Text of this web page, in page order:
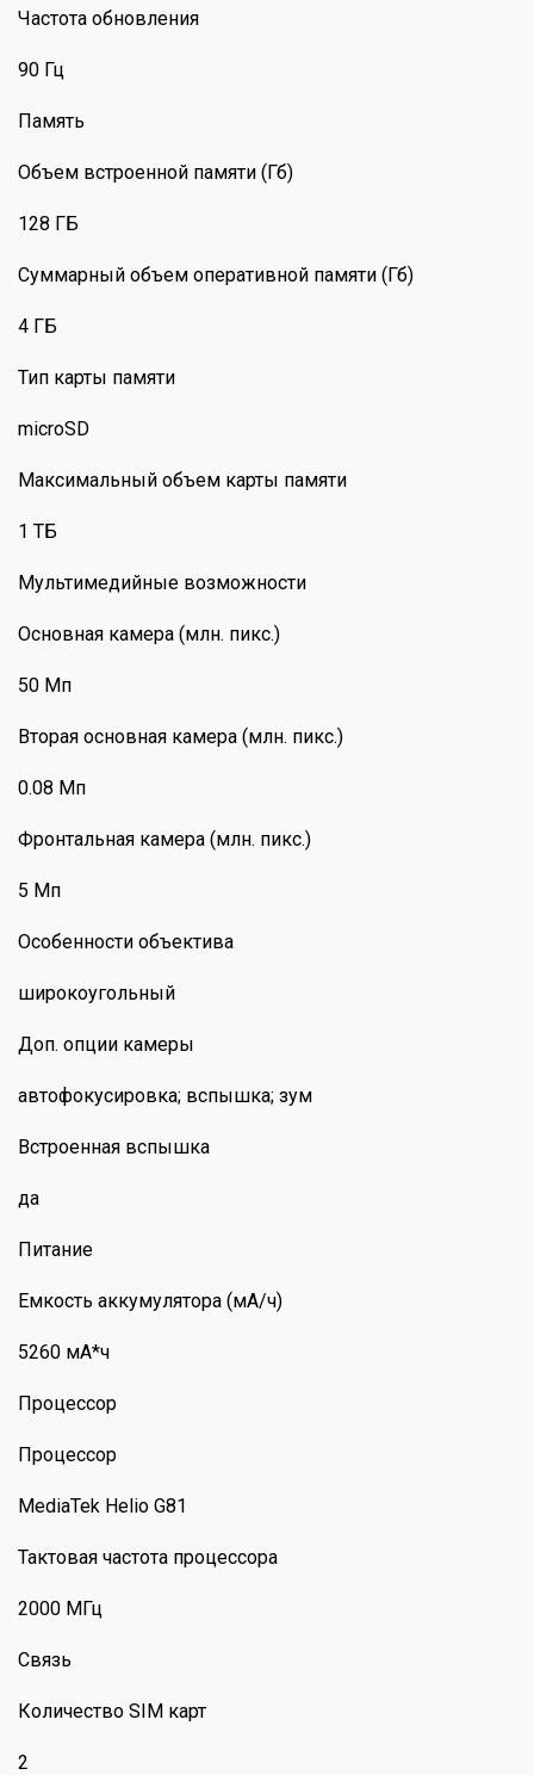
Частота обновления
90 Гц
Память
Объем встроенной памяти (Гб)
128 ГБ
Суммарный объем оперативной памяти (Гб)
4 ГБ
Тип карты памяти
microSD
Максимальный объем карты памяти
1 ТБ
Мультимедийные возможности
Основная камера (млн. пикс.)
50 Мп
Вторая основная камера (млн. пикс.)
0.08 Мп
Фронтальная камера (млн. пикс.)
5 Мп
Особенности объектива
широкоугольный
Доп. опции камеры
автофокусировка; вспышка; зум
Встроенная вспышка
да
Питание
Емкость аккумулятора (мА/ч)
5260 мА*ч
Процессор
Процессор
MediaTek Helio G81
Тактовая частота процессора
2000 МГц
Связь
Количество SIM карт
2